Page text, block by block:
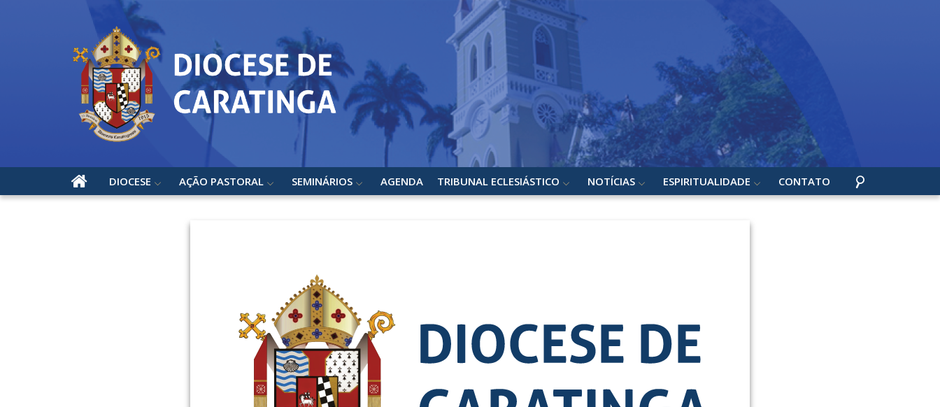
DIOCESE AÇÃO PASTORAL SEMINÁRIOS AGENDA TRIBUNAL ECLESIÁSTICO NOTÍCIAS ESPIRITUALIDADE CONTATO